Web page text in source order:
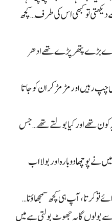
دیکھتی تو کبھی اس کی طرف… کچھ
بڑے پتھر پڑے تھے ادھر
چپ رہیں اور مڑ مڑ کر ان کو جاتا
کون تھے اور کیا بولتے تھے… جس
نے پوچھا دوبارہ اور بولا اب
تو کرتا، آپ ہی کچھ سمجھاؤ نا…
اسے بولوں گا یہ جھوٹ بولتی ہے میں